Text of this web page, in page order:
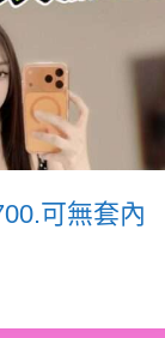
可無套內